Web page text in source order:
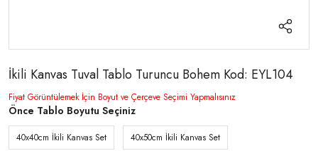
İkili Kanvas Tuval Tablo Turuncu Bohem Kod: EYL104
Fiyat Görüntülemek İçin Boyut ve Çerçeve Seçimi Yapmalısınız
Önce Tablo Boyutu Seçiniz
40x40cm İkili Kanvas Set 40x50cm İkili Kanvas Set